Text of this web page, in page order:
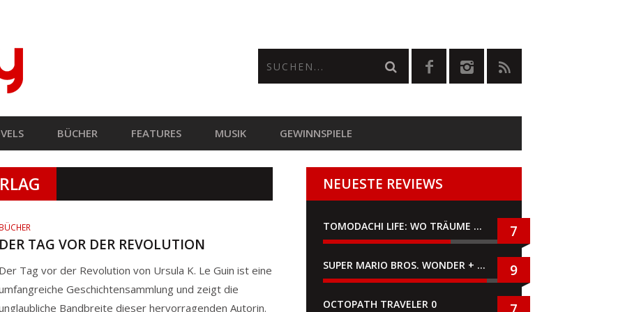
BÜCHER FEATURES MUSIK GEWINNSPIELE
BÜCHER
DER TAG VOR DER REVOLUTION
Der Tag vor der Revolution von Ursula K. Le Guin ist eine
Geschichtensammlung und zeigt die
Bandbreite dieser hervorragenden Autorin.
NEUESTE REVIEWS
TOMODACHI LIFE: WO TRÄUME WAHR WERDEN 7
SUPER MARIO BROS. WONDER + GEMEINSAM IM BELLABEL-PARK 9
OCTOPATH TRAVELER 0